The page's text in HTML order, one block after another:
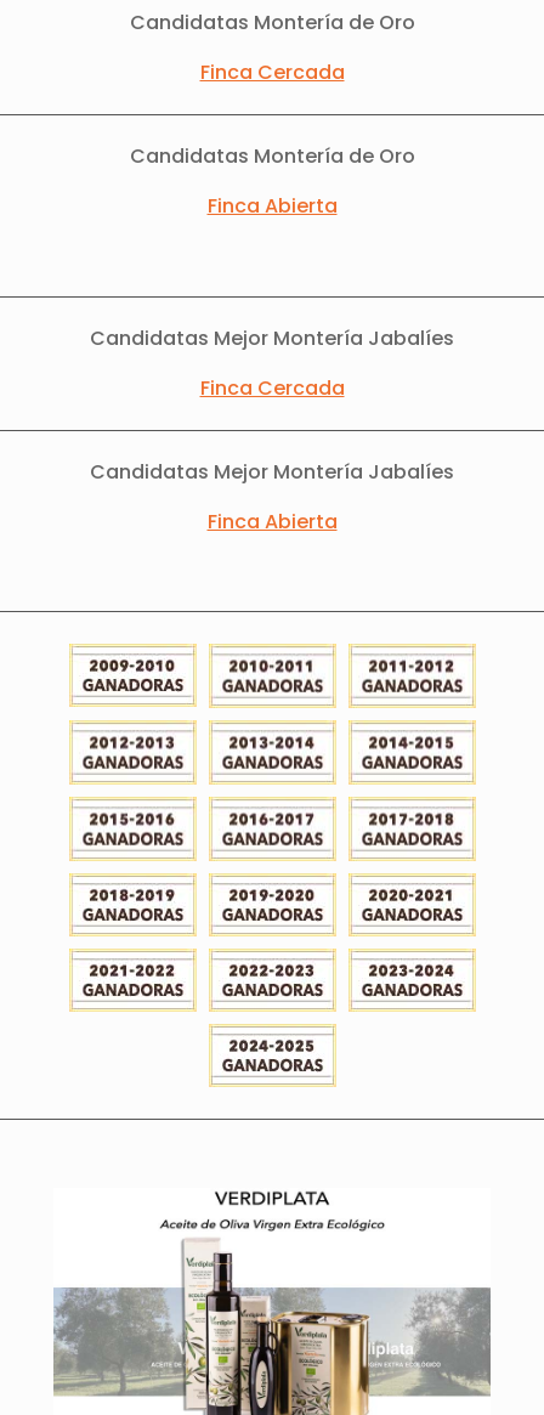
Candidatas Montería de Oro
Finca Cercada
Candidatas Montería de Oro
Finca Abierta
Candidatas Mejor Montería Jabalíes
Finca Cercada
Candidatas Mejor Montería Jabalíes
Finca Abierta